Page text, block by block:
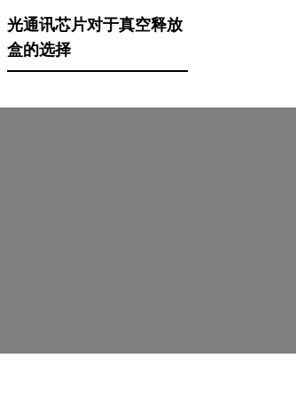
光通讯芯片对于真空释放
盒的选择